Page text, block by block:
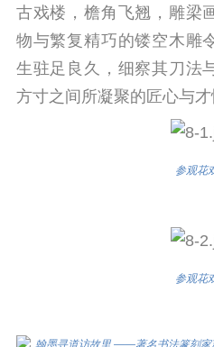
古戏楼，檐角飞翘，雕梁
物与繁复精巧的镂空木雕
生驻足良久，细察其刀法
方寸之间所凝聚的匠心与才
参观花
参观花